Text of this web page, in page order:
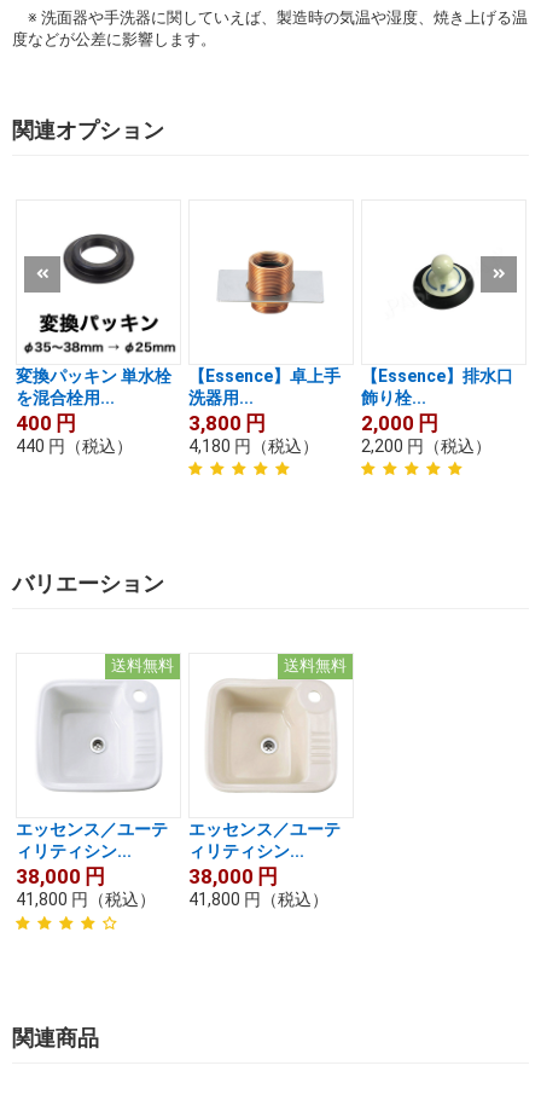
※ 洗面器や手洗器に関していえば、製造時の気温や湿度、焼き上げる温
度などが公差に影響します。
関連オプション
変換パッキン 単水栓
を混合栓用...
400 円
440 円 （税込）
【Essence】卓上手
洗器用...
3,800 円
4,180 円 （税込）
【Essence】排水口
飾り栓...
2,000 円
2,200 円 （税込）
バリエーション
送料無料
エッセンス／ユーテ
ィリティシン...
38,000 円
41,800 円 （税込）
送料無料
エッセンス／ユーテ
ィリティシン...
38,000 円
41,800 円 （税込）
関連商品